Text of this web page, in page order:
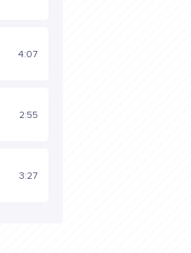
4:07
2:55
3:27